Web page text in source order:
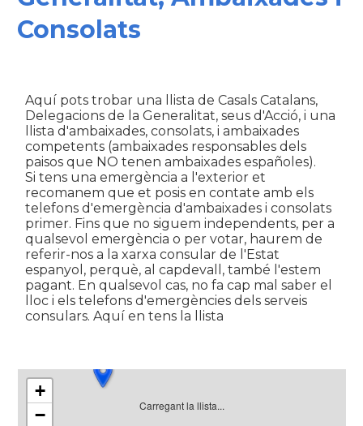
Consolats
Aquí pots trobar una llista de Casals Catalans,
Delegacions de la Generalitat, seus d'Acció, i una
llista d'ambaixades, consolats, i ambaixades
competents (ambaixades responsables dels
paisos que NO tenen ambaixades españoles).
Si tens una emergència a l'exterior et
recomanem que et posis en contate amb els
telefons d'emergència d'ambaixades i consolats
primer. Fins que no siguem independents, per a
qualsevol emergència o per votar, haurem de
referir-nos a la xarxa consular de l'Estat
espanyol, perquè, al capdevall, també l'estem
pagant. En qualsevol cas, no fa cap mal saber el
lloc i els telefons d'emergències dels serveis
consulars. Aquí en tens la llista
Carregant la llista...
+
−